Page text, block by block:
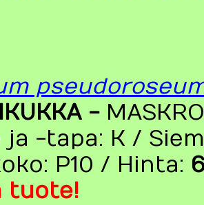
-
ja -tapa: K /
P10 / Hinta:
tuote!